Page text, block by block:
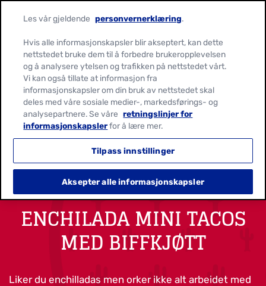
ENCHILADA MINI TACOS
MED BIFFKJØTT
Liker du enchilladas men orker ikke alt arbeidet med
Les vår gjeldende personvernerklæring.
Hvis alle informasjonskapsler blir akseptert, kan dette
nettstedet bruke dem til å forbedre brukeropplevelsen
og å analysere ytelsen og trafikken på nettstedet vårt.
Vi kan også tillate at informasjon fra
informasjonskapsler om din bruk av nettstedet skal
deles med våre sosiale medier-, markedsførings- og
analysepartnere. Se våre retningslinjer for
informasjonskapslerfor å lære mer.
Tilpass innstillinger
Aksepter alle informasjonskapsler